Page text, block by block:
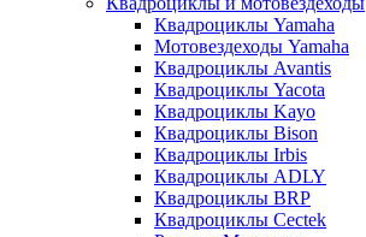
Квадроциклы Yamaha
Мотовездеходы Yamaha
Квадроциклы Avantis
Квадроциклы Yacota
Квадроциклы Kayo
Квадроциклы Bison
Квадроциклы Irbis
Квадроциклы ADLY
Квадроциклы BRP
Квадроциклы Cectek